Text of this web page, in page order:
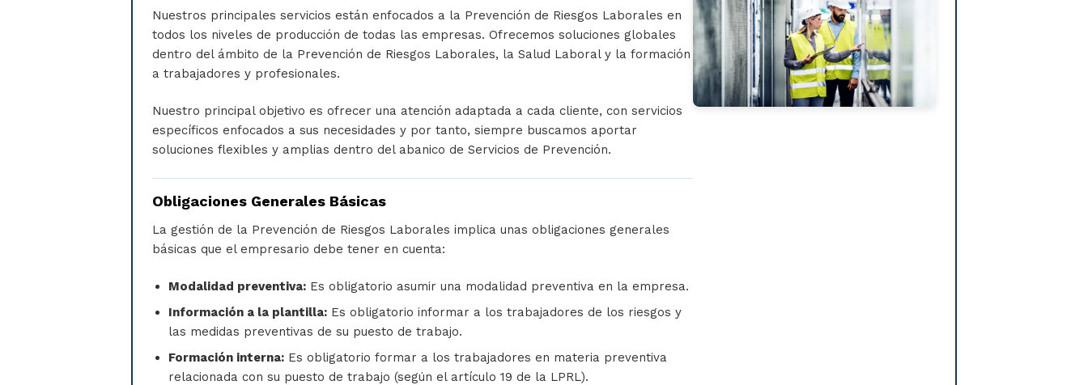
Nuestros principales servicios están enfocados a la Prevención de Riesgos Laborales en
todos los niveles de producción de todas las empresas. Ofrecemos soluciones globales
dentro del ámbito de la Prevención de Riesgos Laborales, la Salud Laboral y la formación
a trabajadores y profesionales.
Nuestro principal objetivo es ofrecer una atención adaptada a cada cliente, con servicios
específicos enfocados a sus necesidades y por tanto, siempre buscamos aportar
soluciones flexibles y amplias dentro del abanico de Servicios de Prevención.
Obligaciones Generales Básicas
La gestión de la Prevención de Riesgos Laborales implica unas obligaciones generales
básicas que el empresario debe tener en cuenta:
Modalidad preventiva: Es obligatorio asumir una modalidad preventiva en la empresa.
Información a la plantilla: Es obligatorio informar a los trabajadores de los riesgos y
las medidas preventivas de su puesto de trabajo.
Formación interna: Es obligatorio formar a los trabajadores en materia preventiva
relacionada con su puesto de trabajo (según el artículo 19 de la LPRL).